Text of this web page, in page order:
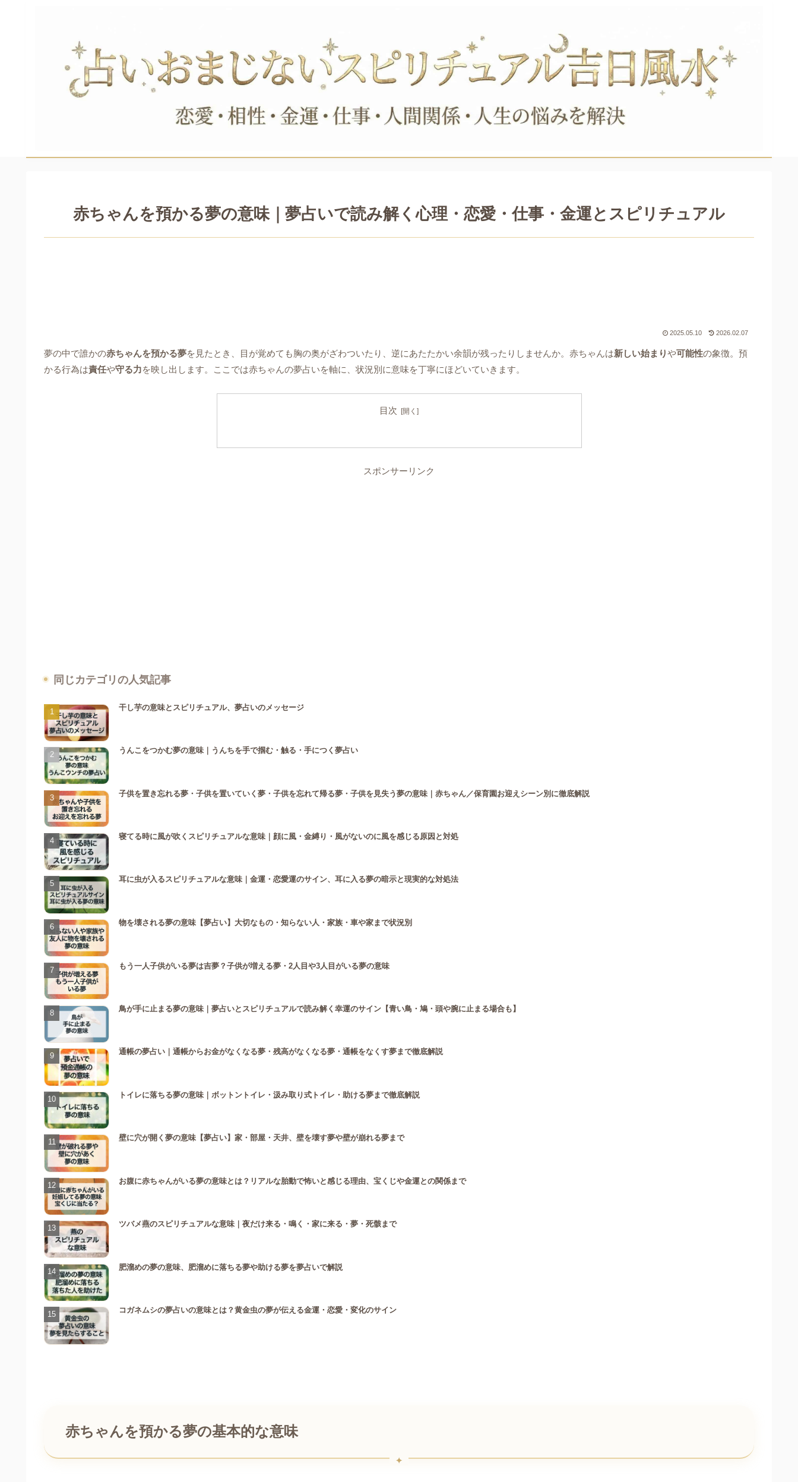
赤ちゃんを預かる夢の意味｜夢占いで読み解く心理・恋愛・仕事・金運とスピリチュアル
2025.05.10 2026.02.07
夢の中で誰かの赤ちゃんを預かる夢を見たとき、目が覚めても胸の奥がざわついたり、逆にあたたかい余韻が残ったりしませんか。赤ちゃんは新しい始まりや可能性の象徴。預
かる行為は責任や守る力を映し出します。ここでは赤ちゃんの夢占いを軸に、状況別に意味を丁寧にほどいていきます。
目次
スポンサーリンク
同じカテゴリの人気記事
干し芋の意味とスピリチュアル、夢占いのメッセージ
うんこをつかむ夢の意味｜うんちを手で掴む・触る・手につく夢占い
子供を置き忘れる夢・子供を置いていく夢・子供を忘れて帰る夢・子供を見失う夢の意味｜赤ちゃん／保育園お迎えシーン別に徹底解説
寝てる時に風が吹くスピリチュアルな意味｜顔に風・金縛り・風がないのに風を感じる原因と対処
耳に虫が入るスピリチュアルな意味｜金運・恋愛運のサイン、耳に入る夢の暗示と現実的な対処法
物を壊される夢の意味【夢占い】大切なもの・知らない人・家族・車や家まで状況別
もう一人子供がいる夢は吉夢？子供が増える夢・2人目や3人目がいる夢の意味
鳥が手に止まる夢の意味｜夢占いとスピリチュアルで読み解く幸運のサイン【青い鳥・鳩・頭や腕に止まる場合も】
通帳の夢占い｜通帳からお金がなくなる夢・残高がなくなる夢・通帳をなくす夢まで徹底解説
トイレに落ちる夢の意味｜ボットントイレ・汲み取り式トイレ・助ける夢まで徹底解説
壁に穴が開く夢の意味【夢占い】家・部屋・天井、壁を壊す夢や壁が崩れる夢まで
お腹に赤ちゃんがいる夢の意味とは？リアルな胎動で怖いと感じる理由、宝くじや金運との関係まで
ツバメ燕のスピリチュアルな意味｜夜だけ来る・鳴く・家に来る・夢・死骸まで
肥溜めの夢の意味、肥溜めに落ちる夢や助ける夢を夢占いで解説
コガネムシの夢占いの意味とは？黄金虫の夢が伝える金運・恋愛・変化のサイン
赤ちゃんを預かる夢の基本的な意味